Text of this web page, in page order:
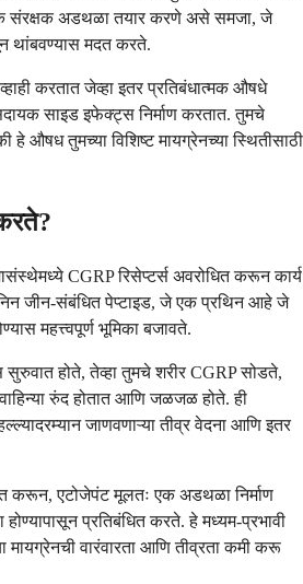
संरक्षक अडथळा तयार करणे असे समजा, जे
थांबवण्यास मदत करते.
करतात जेव्हा इतर प्रतिबंधात्मक औषधे
साइड इफेक्ट्स निर्माण करतात. तुमचे
हे औषध तुमच्या विशिष्ट मायग्रेनच्या स्थितीसाठी
CGRP रिसेप्टर्स अवरोधित करून कार्य
जीन-संबंधित पेप्टाइड, जे एक प्रथिन आहे जे
महत्त्वपूर्ण भूमिका बजावते.
सुरुवात होते, तेव्हा तुमचे शरीर CGRP सोडते,
रुंद होतात आणि जळजळ होते. ही
जाणवणाऱ्या तीव्र वेदना आणि इतर
करून, एटोजेपंट मूलतः एक अडथळा निर्माण
प्रतिबंधित करते. हे मध्यम-प्रभावी
वारंवारता आणि तीव्रता कमी करू